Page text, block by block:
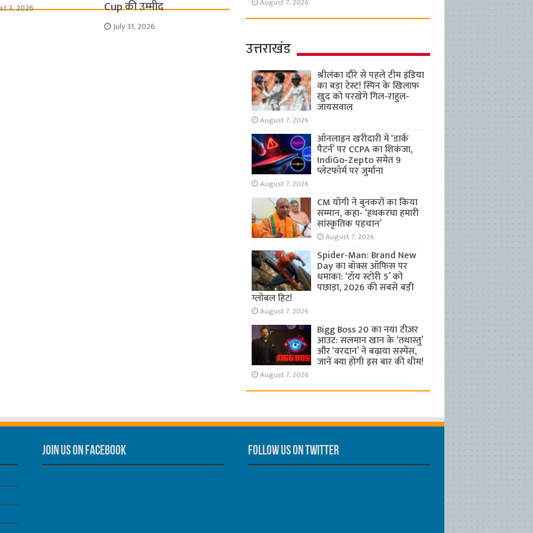
3, 2026 Cup की उम्मीद
July 31, 2026
August 7, 2026
उत्तराखंड
श्रीलंका दौरे से पहले टीम इंडिया
का बड़ा टेस्ट! स्पिन के खिलाफ
खुद को परखेंगे गिल-राहुल-
जायसवाल
August 7, 2026
ऑनलाइन खरीदारी में ‘डार्क
पैटर्न’ पर CCPA का शिकंजा,
IndiGo-Zepto समेत 9
प्लेटफॉर्म पर जुर्माना
August 7, 2026
CM योगी ने बुनकरों का किया
सम्मान, कहा- ‘हथकरघा हमारी
सांस्कृतिक पहचान’
August 7, 2026
Spider-Man: Brand New
Day का बॉक्स ऑफिस पर
धमाका: ‘टॉय स्टोरी 5’ को
पछाड़ा, 2026 की सबसे बड़ी
ग्लोबल हिट!
August 7, 2026
Bigg Boss 20 का नया टीज़र
आउट: सलमान खान के ‘तथास्तु’
और ‘वरदान’ ने बढ़ाया सस्पेंस,
जानें क्या होगी इस बार की थीम!
August 7, 2026
Join us on Facebook Follow us on Twitter